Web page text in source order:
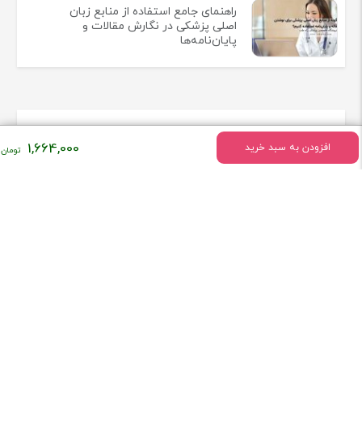
افزودن به سبد خرید 1,664,000
راهنمای جامع استفاده از منابع زبان
اصلی پزشکی در نگارش مقالات و
پایان‌نامه‌ها
اطلاعات تماس